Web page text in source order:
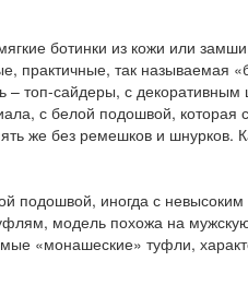
ботинки из кожи или
практичные, так называемая
– топ-сайдеры, с
с белой подошвой, которая
же без ремешков и шнурков.
подошвой, иногда с
модель похожа на
«монашеские» туфли,